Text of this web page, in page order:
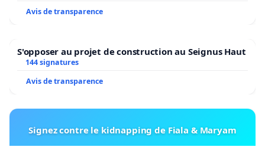
Avis de transparence
S'opposer au projet de construction au Seignus Haut
144 signatures
Avis de transparence
Signez contre le kidnapping de Fiala & Maryam